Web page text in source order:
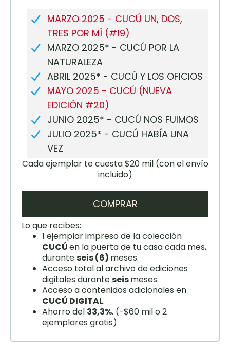
MARZO 2025 - CUCÚ UN, DOS,
TRES POR MÍ (#19)
MARZO 2025* - CUCÚ POR LA
NATURALEZA
ABRIL 2025* - CUCÚ Y LOS OFICIOS
MAYO 2025 - CUCÚ (NUEVA
EDICIÓN #20)
JUNIO 2025* - CUCÚ NOS FUIMOS
JULIO 2025* - CUCÚ HABÍA UNA
VEZ
Cada ejemplar te cuesta $20 mil (con el envío
incluido)
COMPRAR
Lo que recibes:
1 ejemplar impreso de la colección
CUCÚen la puerta de tu casa cada mes,
duranteseis (6) meses.
Acceso total al archivo de ediciones
digitales duranteseismeses.
Acceso a contenidos adicionales en
CUCÚ DIGITAL.
Ahorro del 33,3%. (-$60 mil o 2
ejemplares gratis)